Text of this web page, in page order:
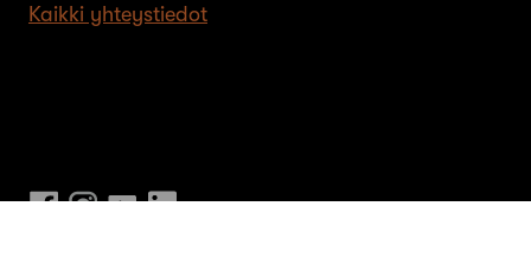
Kaikki yhteystiedot